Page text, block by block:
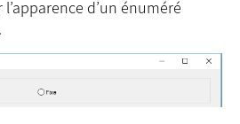
d’un énuméré